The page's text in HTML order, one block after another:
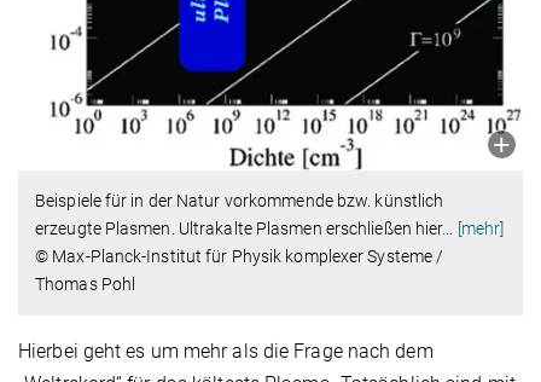
Beispiele für in der Natur vorkommende bzw. künstlich
erzeugte Plasmen. Ultrakalte Plasmen erschließen hier… [mehr]
© Max-Planck-Institut für Physik komplexer Systeme /
Thomas Pohl
Hierbei geht es um mehr als die Frage nach dem